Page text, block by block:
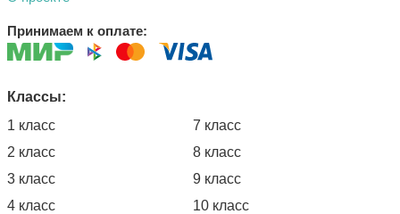
Принимаем к оплате:
Классы:
1 класс
2 класс
3 класс
4 класс
7 класс
8 класс
9 класс
10 класс